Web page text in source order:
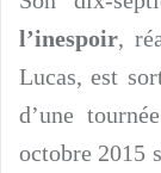
l’inespoir,
Lucas, est
d’une
octobre 2015